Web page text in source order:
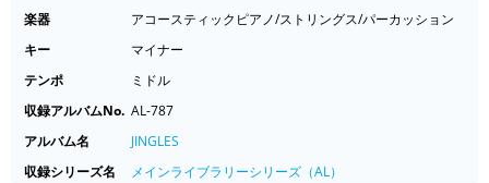
楽器
アコースティックピアノ/ストリングス/パーカッション
キー
マイナー
テンポ
ミドル
収録アルバムNo. AL-787
アルバム名
JINGLES
収録シリーズ名
メインライブラリーシリーズ（AL）